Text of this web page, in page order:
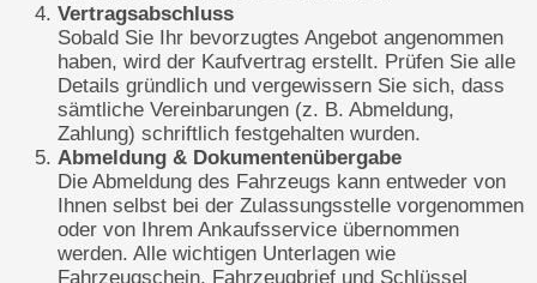
Vertragsabschluss
Sobald Sie Ihr bevorzugtes Angebot angenommen
haben, wird der Kaufvertrag erstellt. Prüfen Sie alle
Details gründlich und vergewissern Sie sich, dass
sämtliche Vereinbarungen (z. B. Abmeldung,
Zahlung) schriftlich festgehalten wurden.
Abmeldung & Dokumentenübergabe
Die Abmeldung des Fahrzeugs kann entweder von
Ihnen selbst bei der Zulassungsstelle vorgenommen
oder von Ihrem Ankaufsservice übernommen
werden. Alle wichtigen Unterlagen wie
Fahrzeugschein, Fahrzeugbrief und Schlüssel